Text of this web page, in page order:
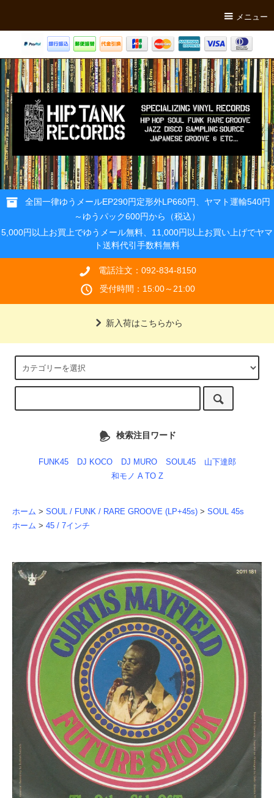
メニュー
全国一律ゆうメールEP290円定形外LP660円、ヤマト運輸540円
～ゆうパック600円から（税込）
5,000円以上お買上でゆうメール無料、11,000円以上お買い上げでヤマ
ト送料代引手数料無料
電話注文：092-834-8150
受付時間：15:00～21:00
新入荷はこちらから
検索注目ワード
FUNK45 DJ KOCO DJ MURO SOUL45
山下達郎
和モノ A TO Z
ホーム > SOUL / FUNK / RARE GROOVE (LP+45s) > SOUL 45s
ホーム > 45 / 7インチ